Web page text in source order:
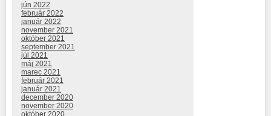
jún 2022
február 2022
január 2022
november 2021
október 2021
september 2021
júl 2021
máj 2021
marec 2021
február 2021
január 2021
december 2020
november 2020
október 2020